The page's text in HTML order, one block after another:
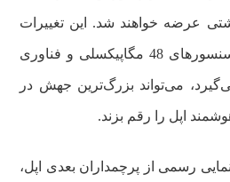
عرضه خواهند شد. این تغییرات
که به منظور جای دادن سنسورهای 48 مگاپیکسلی و فناوری
می‌تواند بزرگ‌ترین جهش در
اپل را رقم بزند.
رسمی از پرچمداران بعدی اپل،